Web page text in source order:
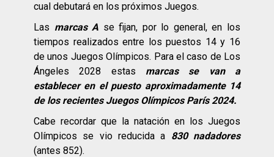
cual debutará en los próximos Juegos.
Las marcas A se fijan, por lo general, en los
tiempos realizados entre los puestos 14 y 16
de unos Juegos Olímpicos. Para el caso de Los
Ángeles 2028 estas marcas se van a
establecer en el puesto aproximadamente 14
de los recientes Juegos Olímpicos París 2024.
Cabe recordar que la natación en los Juegos
Olímpicos se vio reducida a 830 nadadores
(antes 852).